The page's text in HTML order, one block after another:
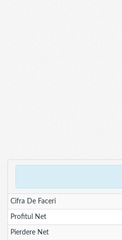
Cifra De Faceri
Profitul Net
Pierdere Net